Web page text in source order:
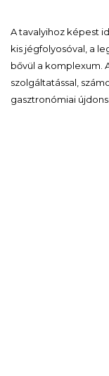
A tavalyihoz képest
kis jégfolyosóval, a
bővül a komplexum.
szolgáltatással,
gasztronómiai